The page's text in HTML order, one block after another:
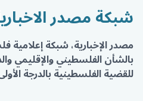
شبكة مصدر
مصدر الإخبارية، شبكة
بالشأن الفلسطيني والإقليمي
للقضية الفلسطينية بالدرجة